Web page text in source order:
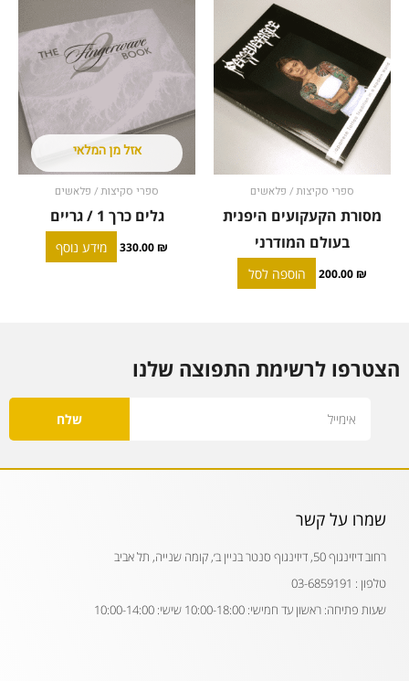
ספרי סקיצות / פלאשים
מסורת הקעקועים היפנית
בעולם המודרני
200.00 ₪ הוספה לסל
אזל מן המלאי
ספרי סקיצות / פלאשים
גלים כרך 1 / גריים
330.00 ₪ מידע נוסף
הצטרפו לרשימת התפוצה שלנו
שלח
שמרו על קשר
רחוב דיזינגוף 50, דיזינגוף סנטר בניין ב׳, קומה שנייה, תל אביב
טלפון : 03-6859191
שעות פתיחה: ראשון עד חמישי: 10:00-18:00 שישי: 10:00-14:00